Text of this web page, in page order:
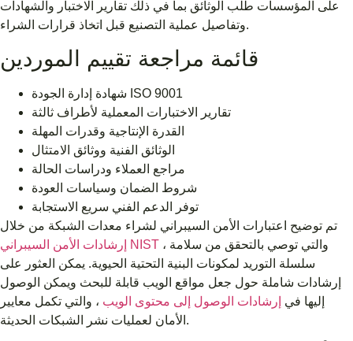
على المؤسسات طلب الوثائق بما في ذلك تقارير الاختبار والشهادات
وتفاصيل عملية التصنيع قبل اتخاذ قرارات الشراء.
قائمة مراجعة تقييم الموردين
شهادة إدارة الجودة ISO 9001
تقارير الاختبارات المعملية لأطراف ثالثة
القدرة الإنتاجية وقدرات المهلة
الوثائق الفنية ووثائق الامتثال
مراجع العملاء ودراسات الحالة
شروط الضمان وسياسات العودة
توفر الدعم الفني سريع الاستجابة
تم توضيح اعتبارات الأمن السيبراني لشراء معدات الشبكة من خلال
إرشادات الأمن السيبراني NIST ، والتي توصي بالتحقق من سلامة
سلسلة التوريد لمكونات البنية التحتية الحيوية. يمكن العثور على
إرشادات شاملة حول جعل مواقع الويب قابلة للبحث ويمكن الوصول
إليها في إرشادات الوصول إلى محتوى الويب ، والتي تكمل معايير
الأمان لعمليات نشر الشبكات الحديثة.